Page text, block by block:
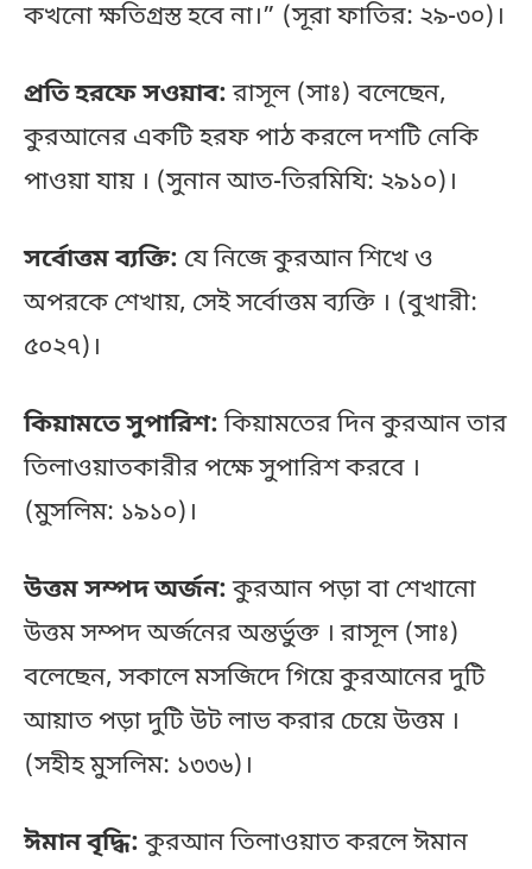
কখনো ক্ষতিগ্রস্ত হবে না।” (সূরা ফাতির: ২৯-৩০)।
প্রতি হরফে সওয়াব:রাসূল (সাঃ) বলেছেন,
কুরআনের একটি হরফ পাঠ করলে দশটি নেকি
পাওয়া যায় । (সুনান আত-তিরমিযি: ২৯১০)।
সর্বোত্তম ব্যক্তি: যে নিজে কুরআন শিখে ও
অপরকে শেখায়, সেই সর্বোত্তম ব্যক্তি । (বুখারী:
৫০২৭)।
কিয়ামতে সুপারিশ:কিয়ামতের দিন কুরআন তার
তিলাওয়াতকারীর পক্ষে সুপারিশ করবে ।
(মুসলিম: ১৯১০)।
উত্তম সম্পদ অর্জন:কুরআন পড়া বা শেখানো
উত্তম সম্পদ অর্জনের অন্তর্ভুক্ত । রাসূল (সাঃ)
বলেছেন, সকালে মসজিদে গিয়ে কুরআনের দুটি
আয়াত পড়া দুটি উট লাভ করার চেয়ে উত্তম ।
(সহীহ মুসলিম: ১৩৩৬)।
ঈমান বৃদ্ধি:কুরআন তিলাওয়াত করলে ঈমান